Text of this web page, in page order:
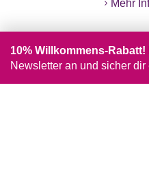
Mehr
10% Willkommens-Rabatt!
Newsletter an und sicher